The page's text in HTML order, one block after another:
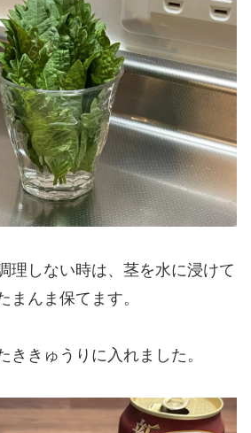
理しない時は、茎を水に浸けて
まんま保てます。
ききゅうりに入れました。